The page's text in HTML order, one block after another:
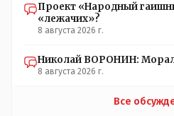
Проект «Народный
«лежачих»?
8 августа 2026 г.
Николай ВОРОНИН:
8 августа 2026 г.
Все